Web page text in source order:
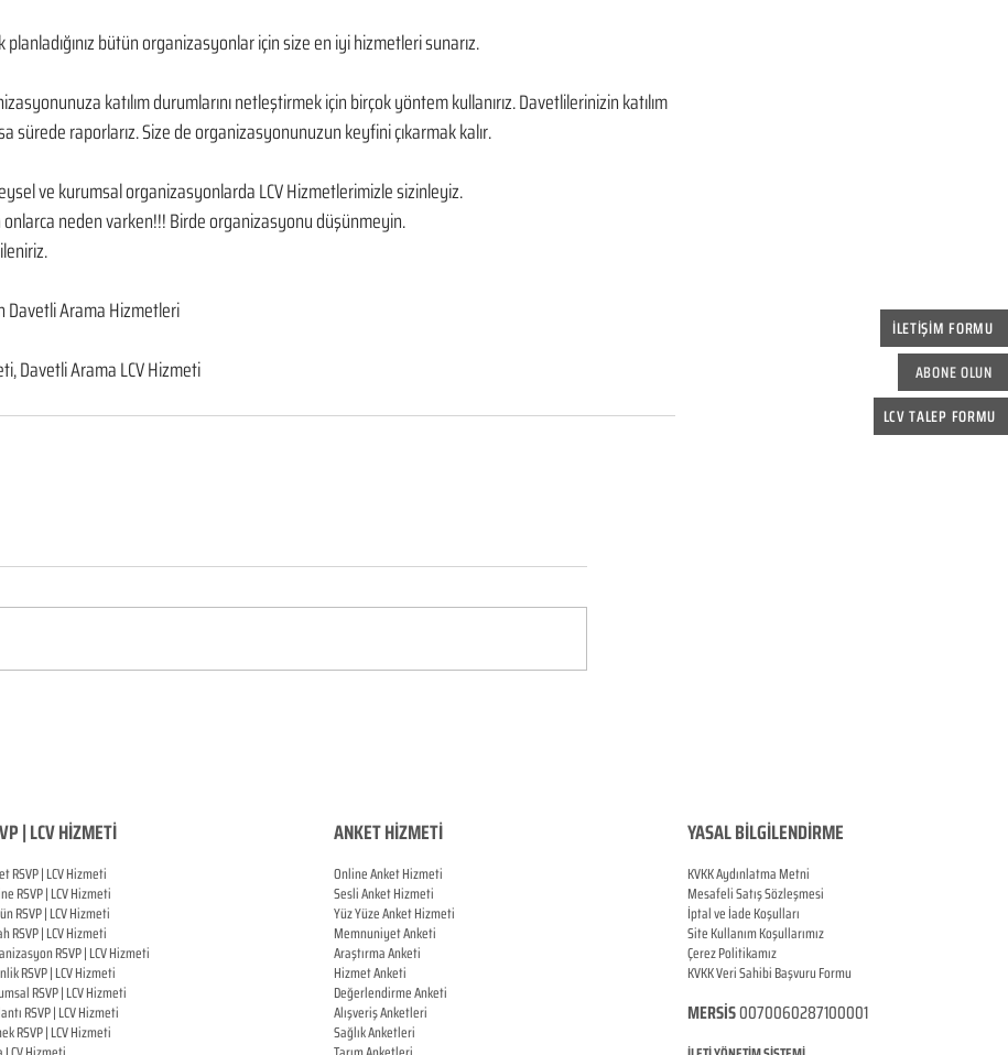
İLETİŞİM FORMU
ABONE OLUN
LCV TALEP FORMU
planladığınız bütün organizasyonlar için size en iyi hizmetleri sunarız.
katılım durumlarını netleştirmek için birçok yöntem kullanırız. Davetlilerinizin katılım
sürede raporlarız. Size de organizasyonunuzun keyfini çıkarmak kalır.
ve kurumsal organizasyonlarda LCV Hizmetlerimizle sizinleyiz.
neden varken!!! Birde organizasyonu düşünmeyin.
Davetli Arama Hizmetleri
Davetli Arama LCV Hizmeti
| LCV HİZMETİ
RSVP | LCV Hizmeti
RSVP |LCV Hizmeti
RSVP |LCV Hizmeti
RSVP |LCV Hizmeti
RSVP |LCV Hizmeti
RSVP |LCV Hizmeti
RSVP |LCV Hizmeti
RSVP |LCV Hizmeti
RSVP |LCV Hizmeti
ANKET HİZMETİ
Online Anket Hizmeti
Sesli Anket Hizmeti
Yüz Yüze Anket Hizmeti
Memnuniyet Anketi
Araştırma Anketi
Hizmet Anketi
Değerlendirme Anketi
Alışveriş Anketleri
Sağlık Anketleri
YASAL BİLGİLENDİRME
KVKK Aydınlatma Metni
Mesafeli Satış Sözleşmesi
İptal ve İade Koşulları
Site Kullanım Koşullarımız
Çerez Politikamız
KVKK Veri Sahibi Başvuru Formu
MERSİS0070060287100001